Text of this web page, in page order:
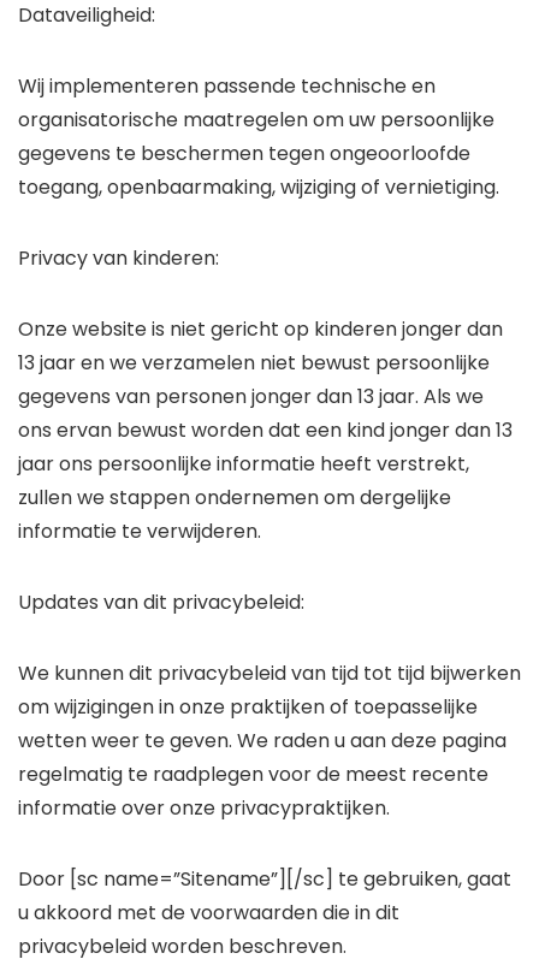
Dataveiligheid:
Wij implementeren passende technische en
organisatorische maatregelen om uw persoonlijke
gegevens te beschermen tegen ongeoorloofde
toegang, openbaarmaking, wijziging of vernietiging.
Privacy van kinderen:
Onze website is niet gericht op kinderen jonger dan
13 jaar en we verzamelen niet bewust persoonlijke
gegevens van personen jonger dan 13 jaar. Als we
ons ervan bewust worden dat een kind jonger dan 13
jaar ons persoonlijke informatie heeft verstrekt,
zullen we stappen ondernemen om dergelijke
informatie te verwijderen.
Updates van dit privacybeleid:
We kunnen dit privacybeleid van tijd tot tijd bijwerken
om wijzigingen in onze praktijken of toepasselijke
wetten weer te geven. We raden u aan deze pagina
regelmatig te raadplegen voor de meest recente
informatie over onze privacypraktijken.
Door [sc name=”Sitename”][/sc] te gebruiken, gaat
u akkoord met de voorwaarden die in dit
privacybeleid worden beschreven.